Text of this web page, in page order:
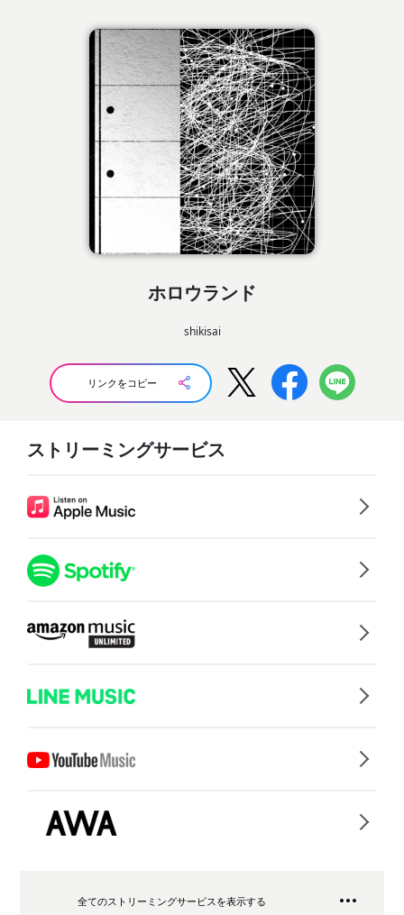
ホロウランド
shikisai
リンクをコピー
ストリーミングサービス
全てのストリーミングサービスを表示する